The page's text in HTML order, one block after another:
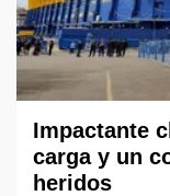
Impactante
carga y un
heridos